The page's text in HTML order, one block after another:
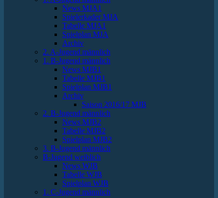
News MJA1
Spielerkader MJA
Tabelle MJA1
Spielplan MJA
Archiv
2. A-Jugend männlich
1. B-Jugend männlich
News MJB1
Tabelle MJB1
Spielplan MJB1
Archiv
Saison 2016/17 MJB
2. B-Jugend männlich
News MJB2
Tabelle MJB2
Spielplan MJB2
3. B-Jugend männlich
B-Jugend weiblich
News WJB
Tabelle WJB
Spielplan WJB
1. C-Jugend männlich